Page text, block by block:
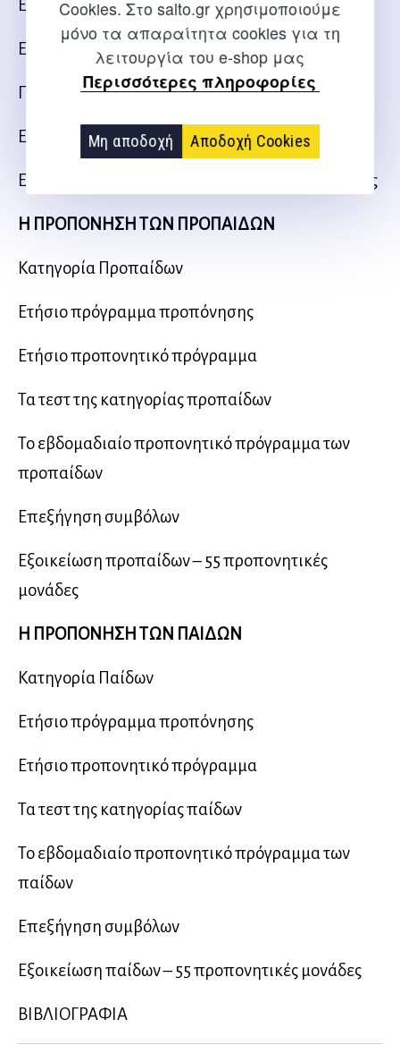
Cookies. Στο salto.gr χρησιμοποιούμε
μόνο τα απαραίτητα cookies για τη
λειτουργία του e-shop μας
Περισσότερες πληροφορίες
Μη αποδοχή Αποδοχή Cookies
Ετήσιο πρόγραμμα προπόνησης
Ετήσιο προπονητικό πρόγραμμα
Προπονητική μονάδα αρχαρίων
Επεξήγηση συμβόλων
Εξοικείωση αρχαρίων – 28 προπονητικές μονάδες
Η ΠΡΟΠΟΝΗΣΗ ΤΩΝ ΠΡΟΠΑΙΔΩΝ
Κατηγορία Προπαίδων
Ετήσιο πρόγραμμα προπόνησης
Ετήσιο προπονητικό πρόγραμμα
Τα τεστ της κατηγορίας προπαίδων
Το εβδομαδιαίο προπονητικό πρόγραμμα των
προπαίδων
Επεξήγηση συμβόλων
Εξοικείωση προπαίδων – 55 προπονητικές
μονάδες
Η ΠΡΟΠΟΝΗΣΗ ΤΩΝ ΠΑΙΔΩΝ
Κατηγορία Παίδων
Ετήσιο πρόγραμμα προπόνησης
Ετήσιο προπονητικό πρόγραμμα
Τα τεστ της κατηγορίας παίδων
Το εβδομαδιαίο προπονητικό πρόγραμμα των
παίδων
Επεξήγηση συμβόλων
Εξοικείωση παίδων – 55 προπονητικές μονάδες
ΒΙΒΛΙΟΓΡΑΦΙΑ